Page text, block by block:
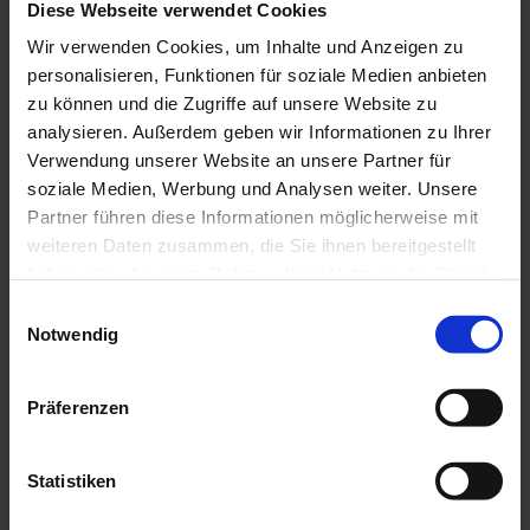
Diese Webseite verwendet Cookies
Wir verwenden Cookies, um Inhalte und Anzeigen zu
personalisieren, Funktionen für soziale Medien anbieten
zu können und die Zugriffe auf unsere Website zu
analysieren. Außerdem geben wir Informationen zu Ihrer
Verwendung unserer Website an unsere Partner für
soziale Medien, Werbung und Analysen weiter. Unsere
Partner führen diese Informationen möglicherweise mit
weiteren Daten zusammen, die Sie ihnen bereitgestellt
Notwendig
Präferenzen
Statistiken
Aussen:
Außenspiegel elektr. anklappbar; Außenspiegel elektr. verstell- und
heizbar; Lackierung Dynamic Blau-Metallic; Verglasung hinten
abgedunkelt (Privacy Glass); Kofferraumdeckel / Heckklappe elektr.
betätigt (Öffnung, sensorgesteuert); Bodenleuchte im Außenspiegel;
Türgriffe außen Wagenfarbe
Scheinwerfer + Leuchten:
Heckleuchten LED; Nebelscheinwerfer mit statischem Abbiegelicht;
Bi-LED-Scheinwerfer; Tagfahrlicht LED; Nebelscheinwerfer LED;
Blendfreies Fernlicht; Blinkleuchte in Außenspiegel integriert
Räder + Reifen:
Pakete:
Sonstiges:
Kopfstützen hinten mechan. verstellbar (3 Stück); Warnanlage für